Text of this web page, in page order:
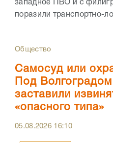
западное ПВО и с
поразили транспортно-
Общество
Самосуд или
Под
заставили
«опасного типа»
05.08.2026 16:10